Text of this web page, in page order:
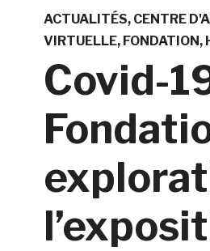
ACTUALITÉS CENTRE
VIRTUELLE FONDATION
Covid-